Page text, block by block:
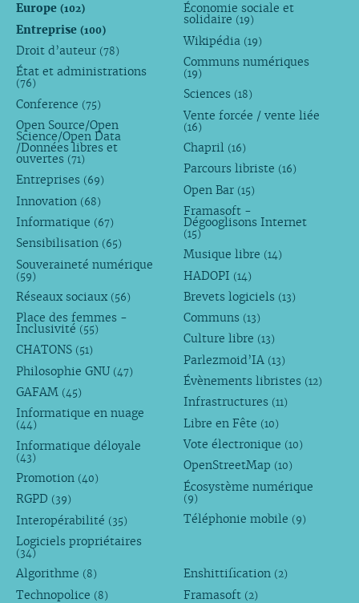
Europe (102)
Entreprise (100)
Droit d’auteur (78)
État et administrations
(76)
Conference (75)
Open Source/Open
Science/Open Data
/Données libres et
ouvertes (71)
Entreprises (69)
Innovation (68)
Informatique (67)
Sensibilisation (65)
Souveraineté numérique
(59)
Réseaux sociaux (56)
Place des femmes -
Inclusivité (55)
CHATONS (51)
Philosophie GNU (47)
GAFAM (45)
Informatique en nuage
(44)
Informatique déloyale
(43)
Promotion (40)
RGPD (39)
Interopérabilité (35)
Logiciels propriétaires
(34)
Économie sociale et
solidaire (19)
Wikipédia (19)
Communs numériques
(19)
Sciences (18)
Vente forcée / vente liée
(16)
Chapril (16)
Parcours libriste (16)
Open Bar (15)
Framasoft -
Dégooglisons Internet
(15)
Musique libre (14)
HADOPI (14)
Brevets logiciels (13)
Communs (13)
Culture libre (13)
Parlezmoid’IA (13)
Évènements libristes (12)
Infrastructures (11)
Libre en Fête (10)
Vote électronique (10)
OpenStreetMap (10)
Écosystème numérique
(9)
Téléphonie mobile (9)
Algorithme (8)
Technopolice (8)
Enshittification (2)
Framasoft (2)